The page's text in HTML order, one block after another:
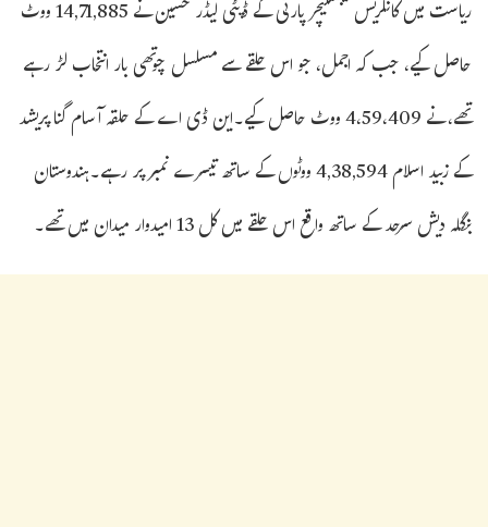
ریاست میں کانگریس لیجسلیچر پارٹی کے ڈپٹی لیڈر حسین نے 14,71,885 ووٹ
حاصل کیے، جب کہ اجمل، جو اس حلقے سے مسلسل چوتھی بار انتخاب لڑ رہے
تھے، نے 4،59،409 ووٹ حاصل کیے۔این ڈی اے کے حلقہ آسام گنا پریشد
کے زبید اسلام 4,38,594 ووٹوں کے ساتھ تیسرے نمبر پر رہے۔ہندوستان
بنگلہ دیش سرحد کے ساتھ واقع اس حلقے میں کل 13 امیدوار میدان میں تھے۔